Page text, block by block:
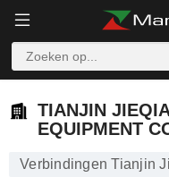
TIANJIN
EQUIPMENT
Verbindingen Tianjin